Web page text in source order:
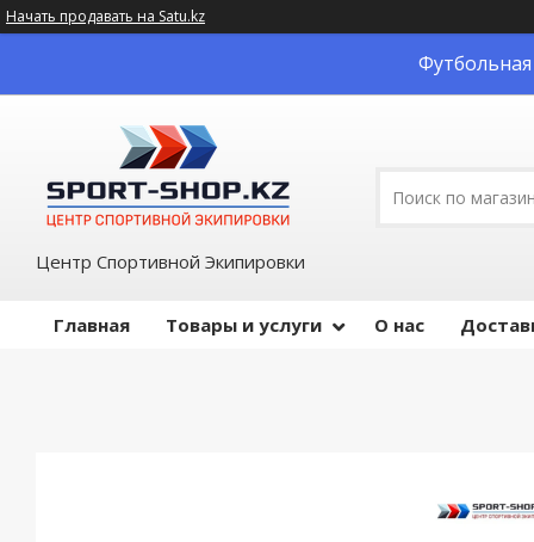
Начать продавать на Satu.kz
Футбольная
Центр Спортивной Экипировки
Главная Товары и услуги О нас